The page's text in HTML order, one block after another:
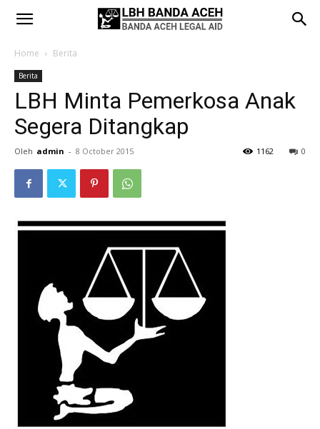
Home Berita
Berita
LBH Minta Pemerkosa Anak
Segera Ditangkap
Oleh admin - 8 October 2015 0
1162